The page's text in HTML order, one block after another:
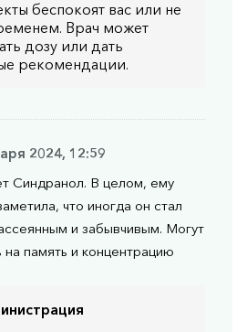
беспокоят вас или не
Врач может
дозу или дать
рекомендации.
2024, 12:59
Синдранол. В целом, ему
что иногда он стал
и забывчивым. Могут
на память и концентрацию